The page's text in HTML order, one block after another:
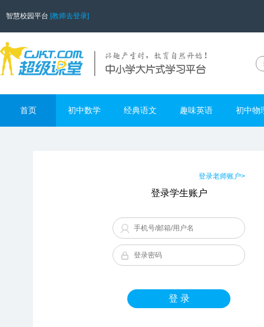
智慧校园平台 [教师去登录]
首页 初中数学 经典语文 趣味英语 初中物
登录老师账户>
登录学生账户
登 录